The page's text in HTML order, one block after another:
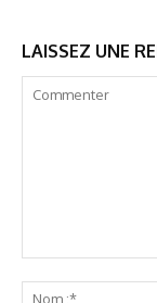
LAISSEZ UNE